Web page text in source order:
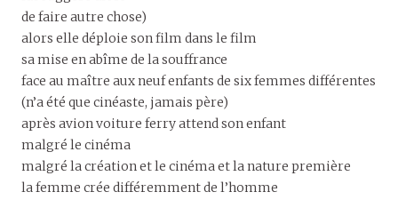
de faire autre chose)
alors elle déploie son film dans le film
sa mise en abîme de la souffrance
face au maître aux neuf enfants de six femmes différentes
(n’a été que cinéaste, jamais père)
après avion voiture ferry attend son enfant
malgré le cinéma
malgré la création et le cinéma et la nature première
la femme crée différemment de l’homme